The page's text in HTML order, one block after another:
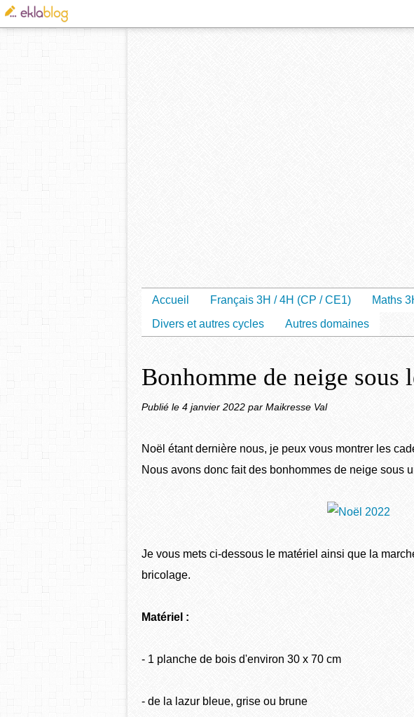
Accueil Français 3H / 4H (CP / CE1) Maths
Divers et autres cycles
Autres domaines
Bonhomme de neige sous
Publié le 4 janvier 2022 par Maikresse Val
Noël étant dernière nous, je peux vous montrer les
Nous avons donc fait des bonhommes de neige sous
Je vous mets ci-dessous le matériel ainsi que la
bricolage.
Matériel :
- 1 planche de bois d'environ 30 x 70 cm
- de la lazur bleue, grise ou brune